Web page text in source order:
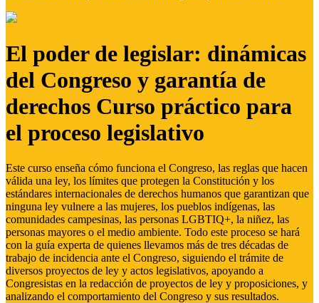
El poder de legislar: dinámicas
del Congreso y garantía de
derechos Curso práctico para
el proceso legislativo
Este curso enseña cómo funciona el Congreso, las reglas que hacen
válida una ley, los límites que protegen la Constitución y los
estándares internacionales de derechos humanos que garantizan que
ninguna ley vulnere a las mujeres, los pueblos indígenas, las
comunidades campesinas, las personas LGBTIQ+, la niñez, las
personas mayores o el medio ambiente. Todo este proceso se hará
con la guía experta de quienes llevamos más de tres décadas de
trabajo de incidencia ante el Congreso, siguiendo el trámite de
diversos proyectos de ley y actos legislativos, apoyando a
Congresistas en la redacción de proyectos de ley y proposiciones, y
analizando el comportamiento del Congreso y sus resultados.